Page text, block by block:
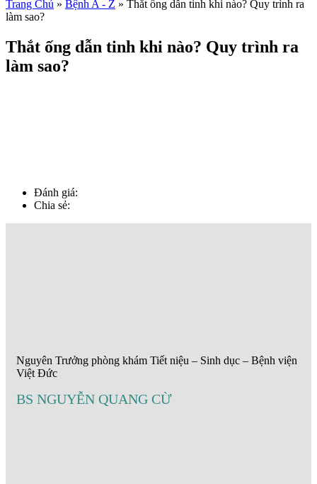
Trang Chủ » Bệnh A - Z » Thắt ống dẫn tinh khi nào? Quy trình ra
làm sao?
Thắt ống dẫn tinh khi nào? Quy trình ra
làm sao?
Đánh giá:
Chia sẻ:
Nguyên Trưởng phòng khám Tiết niệu – Sinh dục – Bệnh viện
Việt Đức
BS NGUYỄN QUANG CỪ